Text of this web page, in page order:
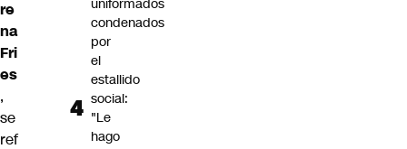
re
na
Fri
es
,
se
ref
uniformados
condenados
por
el
estallido
social:
"Le
hago